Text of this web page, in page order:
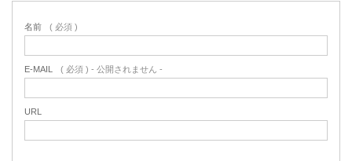
名前 ( 必須 )
E-MAIL ( 必須 ) - 公開されません -
URL